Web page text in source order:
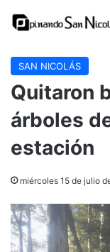
SAN NICOLÁS
Quitaron
árboles
estación
miércoles 15 de julio